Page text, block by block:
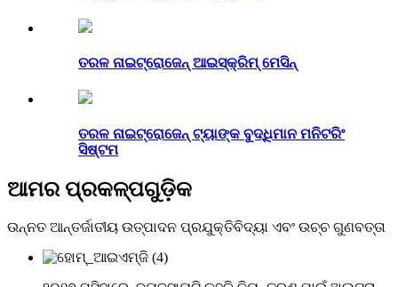
ତରଳ ନାଇଟ୍ରୋଜେନ୍ ଆଇସ୍କ୍ରିମ୍ ମେସିନ୍
ତରଳ ନାଇଟ୍ରୋଜେନ୍ ଟ୍ୟାଙ୍କ ବୁଦ୍ଧିମାନ ମନିଟରିଂ
ସିଷ୍ଟମ
ଆମର ପ୍ରକଳ୍ପଗୁଡ଼ିକ
ଉନ୍ନତ ଆନ୍ତର୍ଜାତୀୟ ଉତ୍ପାଦନ ପ୍ରଯୁକ୍ତିବିଦ୍ୟା ଏବଂ ଉଚ୍ଚ ଗୁଣବତ୍ତା